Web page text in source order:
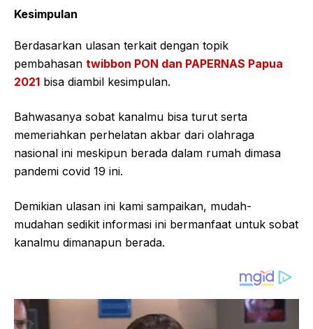
Kesimpulan
Berdasarkan ulasan terkait dengan topik
pembahasan twibbon PON dan PAPERNAS Papua
2021 bisa diambil kesimpulan.
Bahwasanya sobat kanalmu bisa turut serta
memeriahkan perhelatan akbar dari olahraga
nasional ini meskipun berada dalam rumah dimasa
pandemi covid 19 ini.
Demikian ulasan ini kami sampaikan, mudah-
mudahan sedikit informasi ini bermanfaat untuk sobat
kanalmu dimanapun berada.